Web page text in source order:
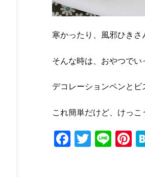
寒かったり、風邪ひきさ
そんな時は、おやつでい
デコレーションペンとビ
これ簡単だけど、けっこ
F
T
Li Pi